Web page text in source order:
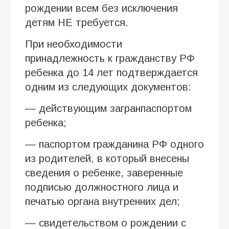
рождении всем без исключения
детям НЕ требуется.
При необходимости
принадлежность к гражданству РФ
ребенка до 14 лет подтверждается
одним из следующих документов:
— действующим загранпаспортом
ребенка;
— паспортом гражданина РФ одного
из родителей, в который внесены
сведения о ребенке, заверенные
подписью должностного лица и
печатью органа внутренних дел;
— свидетельством о рождении с